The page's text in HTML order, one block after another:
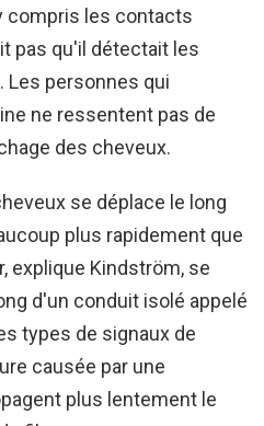
compris les contacts
pas qu'il détectait les
Les personnes qui
ne ressentent pas de
des cheveux.
se déplace le long
plus rapidement que
explique Kindström, se
d'un conduit isolé appelé
types de signaux de
causée par une
plus lentement le